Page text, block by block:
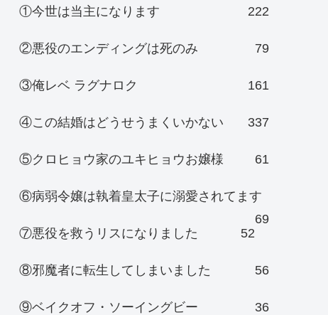
①今世は当主になります 222
②悪役のエンディングは死のみ 79
③俺レベ ラグナロク 161
④この結婚はどうせうまくいかない 337
⑤クロヒョウ家のユキヒョウお嬢様 61
⑥病弱令嬢は執着皇太子に溺愛されてます
69
⑦悪役を救うリスになりました
52
⑧邪魔者に転生してしまいました 56
⑨ベイクオフ・ソーイングビー 36